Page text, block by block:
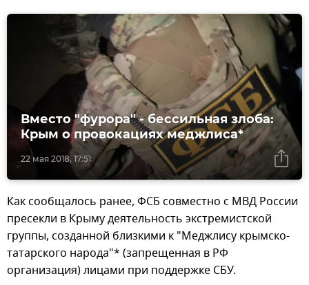
22 мая 2018, 17:51
Вместо "фурора" - бессильная злоба:
Крым о провокациях меджлиса*
Как сообщалось ранее, ФСБ совместно с МВД России
пресекли в Крыму деятельность экстремистской
группы, созданной близкими к "Меджлису крымско-
татарского народа"* (запрещенная в РФ
организация) лицами при поддержке СБУ.